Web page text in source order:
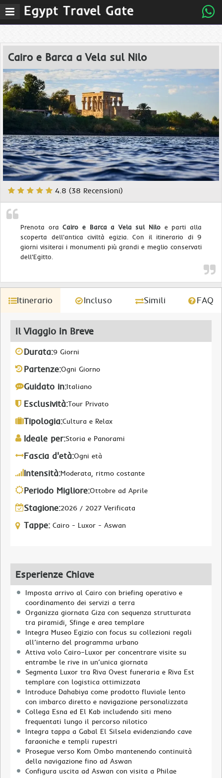
Menu
Cairo e Barca a Vela sul Nilo
4.8 (38 Recensioni)
Prenota oraCairo e Barca a Vela sul Nilo e parti alla
scoperta dell'antica civiltà egizia. Con il itinerario di 9
giorni visiterai i monumenti più grandi e meglio conservati
dell'Egitto.
Itinerario Incluso Simili FAQ
Il Viaggio in Breve
Durata:9 Giorni
Partenze:Ogni Giorno
Guidato in:Italiano
Esclusività:Tour Privato
Tipologia:Cultura e Relax
Ideale per:Storia e Panorami
Fascia d'età:Ogni età
Intensità:Moderata, ritmo costante
Periodo Migliore:Ottobre ad Aprile
Stagione:2026 / 2027 Verificata
Tappe: Cairo - Luxor - Aswan
Esperienze Chiave
Imposta arrivo al Cairo con briefing operativo e
coordinamento dei servizi a terra
Organizza giornata Giza con sequenza strutturata
tra piramidi, Sfinge e area templare
Integra Museo Egizio con focus su collezioni regali
all’interno del programma urbano
Attiva volo Cairo–Luxor per concentrare visite su
entrambe le rive in un’unica giornata
Segmenta Luxor tra Riva Ovest funeraria e Riva Est
templare con logistica ottimizzata
Introduce Dahabiya come prodotto fluviale lento
con imbarco diretto e navigazione personalizzata
Collega Esna ed El Kab includendo siti meno
frequentati lungo il percorso nilotico
Integra tappa a Gabal El Silsela evidenziando cave
faraoniche e templi rupestri
Prosegue verso Kom Ombo mantenendo continuità
della navigazione fino ad Aswan
Configura uscita ad Aswan con visita a Philae